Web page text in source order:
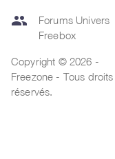
group
Forums Univers
Freebox
Copyright © 2026 -
Freezone - Tous droits
réservés.